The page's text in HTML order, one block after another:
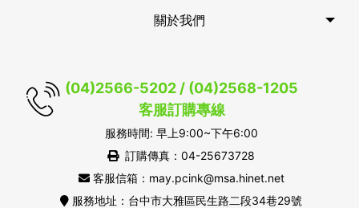
關於我們
(04)2566-5202 / (04)2568-1205
客服訂購專線
服務時間: 早上9:00~下午6:00
訂購傳真：04-25673728
客服信箱：may.pcink@msa.hinet.net
服務地址：台中市大雅區民生路二段34巷29號